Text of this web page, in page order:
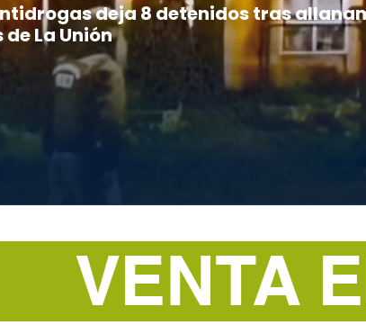
deja 8 detenidos tras
La Unión